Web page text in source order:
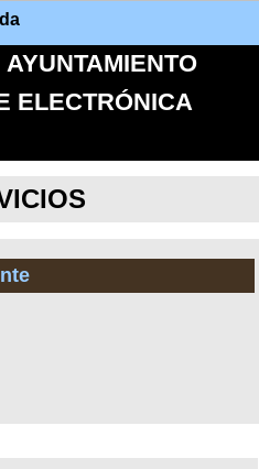
AYUNTAMIENTO
ELECTRÓNICA